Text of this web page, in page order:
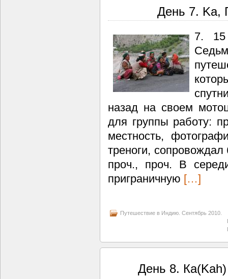
День 7. Ka,
7. 15
назад на своем
для группы работу:
местность,
треноги,
проч., проч. В
приграничную […]
Путешествие в Индию. Сентябрь 2010.
День 8.